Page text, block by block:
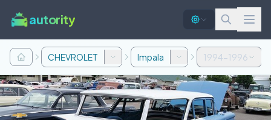
autority
CHEVROLET Impala 1994-1996